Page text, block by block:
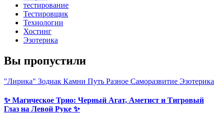
тестирование
Тестировщик
Технологии
Хостинг
Эзотерика
Вы пропустили
"Лирика" Зодиак Камни Путь Разное Саморазвитие Эзотерика
✨ Магическое Трио: Черный Агат, Аметист и Тигровый
Глаз на Левой Руке ✨